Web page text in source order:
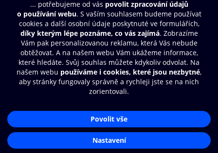
Obsah ke stažení
Moje O2 Knihovna
Další zábava
© O2 Czech Republic a.s.
Přístupnost
Zásady zpracování osobních údajůAplikace O2 Knihovna
Čti a poslouchej své e-knihy a
audioknihy rychleji a pohodlněji.